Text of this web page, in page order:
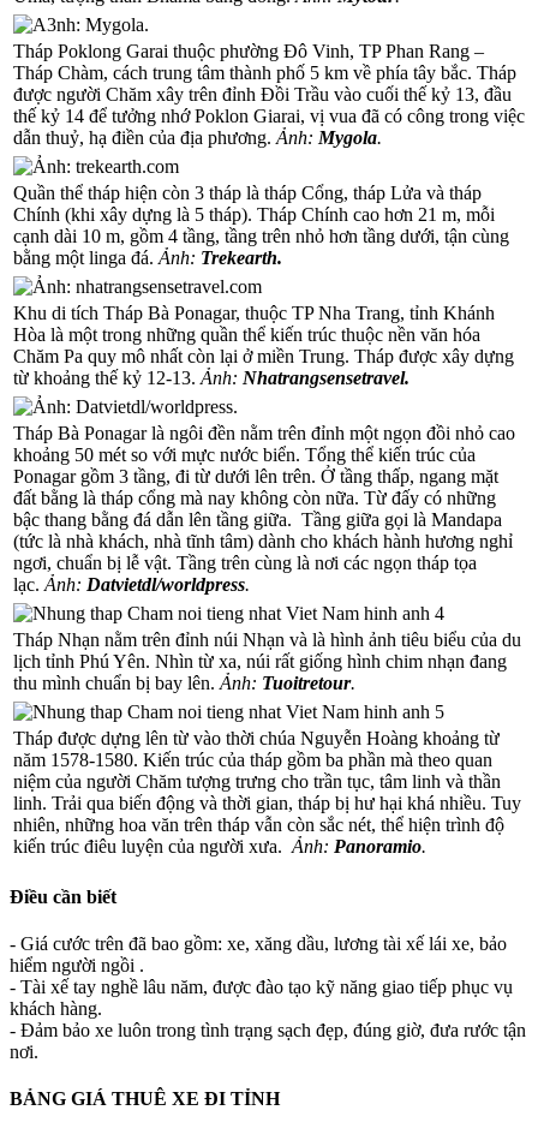
Tháp Poklong Garai thuộc phường Đô Vinh, TP Phan Rang –
Tháp Chàm, cách trung tâm thành phố 5 km về phía tây bắc. Tháp
được người Chăm xây trên đỉnh Đồi Trầu vào cuối thế kỷ 13, đầu
thế kỷ 14 để tưởng nhớ Poklon Giarai, vị vua đã có công trong việc
dẫn thuỷ, hạ điền của địa phương. Ảnh: Mygola.
Quần thể tháp hiện còn 3 tháp là tháp Cổng, tháp Lửa và tháp
Chính (khi xây dựng là 5 tháp). Tháp Chính cao hơn 21 m, mỗi
cạnh dài 10 m, gồm 4 tầng, tầng trên nhỏ hơn tầng dưới, tận cùng
bằng một linga đá. Ảnh: Trekearth.
Khu di tích Tháp Bà Ponagar, thuộc TP Nha Trang, tỉnh Khánh
Hòa là một trong những quần thể kiến trúc thuộc nền văn hóa
Chăm Pa quy mô nhất còn lại ở miền Trung. Tháp được xây dựng
từ khoảng thế kỷ 12-13. Ảnh: Nhatrangsensetravel.
Tháp Bà Ponagar là ngôi đền nằm trên đỉnh một ngọn đồi nhỏ cao
khoảng 50 mét so với mực nước biển. Tổng thể kiến trúc của
Ponagar gồm 3 tầng, đi từ dưới lên trên. Ở tầng thấp, ngang mặt
đất bằng là tháp cổng mà nay không còn nữa. Từ đấy có những
bậc thang bằng đá dẫn lên tầng giữa. Tầng giữa gọi là Mandapa
(tức là nhà khách, nhà tĩnh tâm) dành cho khách hành hương nghỉ
ngơi, chuẩn bị lễ vật. Tầng trên cùng là nơi các ngọn tháp tọa
lạc. Ảnh: Datvietdl/worldpress.
Tháp Nhạn nằm trên đỉnh núi Nhạn và là hình ảnh tiêu biểu của du
lịch tỉnh Phú Yên. Nhìn từ xa, núi rất giống hình chim nhạn đang
thu mình chuẩn bị bay lên. Ảnh: Tuoitretour.
Tháp được dựng lên từ vào thời chúa Nguyễn Hoàng khoảng từ
năm 1578-1580. Kiến trúc của tháp gồm ba phần mà theo quan
niệm của người Chăm tượng trưng cho trần tục, tâm linh và thần
linh. Trải qua biến động và thời gian, tháp bị hư hại khá nhiều. Tuy
nhiên, những hoa văn trên tháp vẫn còn sắc nét, thể hiện trình độ
kiến trúc điêu luyện của người xưa. Ảnh: Panoramio.
Điều cần biết
- Giá cước trên đã bao gồm: xe, xăng dầu, lương tài xế lái xe, bảo
hiểm người ngồi .
- Tài xế tay nghề lâu năm, được đào tạo kỹ năng giao tiếp phục vụ
khách hàng.
- Đảm bảo xe luôn trong tình trạng sạch đẹp, đúng giờ, đưa rước tận
nơi.
BẢNG GIÁ THUÊ XE ĐI TỈNH